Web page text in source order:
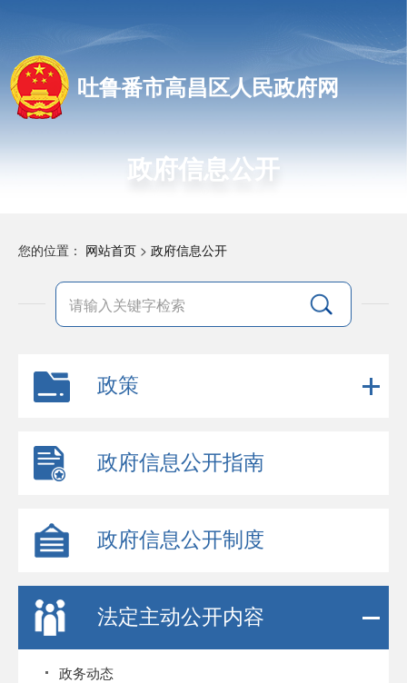
吐鲁番市高昌区人民政府网
政府信息公开
您的位置： 网站首页 > 政府信息公开
政策
政府信息公开指南
政府信息公开制度
法定主动公开内容
政务动态